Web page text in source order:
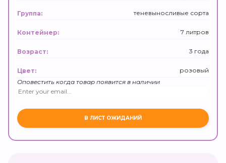
Группа: теневыносливые сорта
Контейнер: 7 литров
Возраст: 3 года
Цвет:
розовый
Оповестить когда товар появится в наличии